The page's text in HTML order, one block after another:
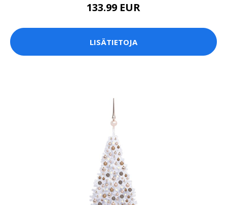
133.99 EUR
LISÄTIETOJA